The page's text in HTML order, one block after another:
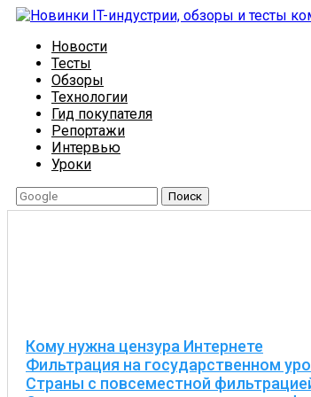
Новости
Тесты
Обзоры
Технологии
Гид покупателя
Репортажи
Интервью
Уроки
Поиск
Кому нужна цензура Интернете
Фильтрация на государственном
Страны с повсеместной